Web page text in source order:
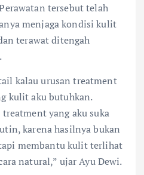
tersebut telah
menjaga kondisi kulit
terawat ditengah
kalau urusan treatment
kulit aku butuhkan.
yang aku suka
karena hasilnya bukan
membantu kulit terlihat
natural,” ujar Ayu Dewi.